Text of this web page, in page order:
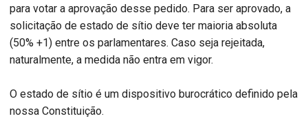
para votar a aprovação desse pedido. Para ser aprovado, a
solicitação de estado de sítio deve ter maioria absoluta
(50% +1) entre os parlamentares. Caso seja rejeitada,
naturalmente, a medida não entra em vigor.
O estado de sítio é um dispositivo burocrático definido pela
nossa Constituição.